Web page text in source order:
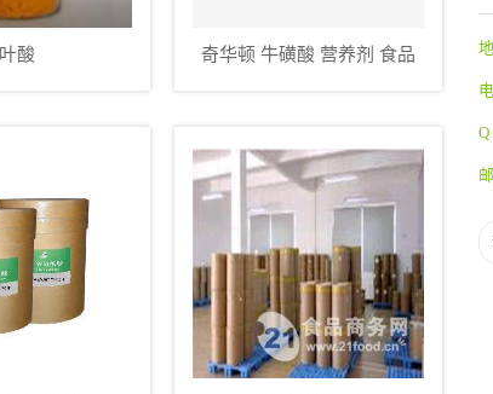
Q
叶酸
奇华顿 牛磺酸 营养剂 食品